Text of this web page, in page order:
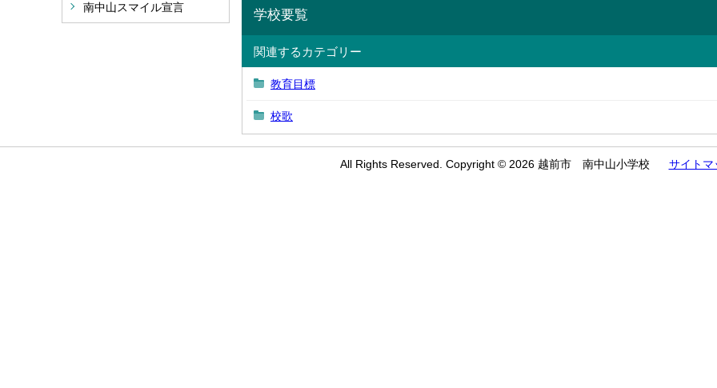
南中山スマイル宣言 学校要覧
関連するカテゴリー
教育目標
校歌
All Rights Reserved. Copyright © 2026 越前市 南中山小学校 サイトマ